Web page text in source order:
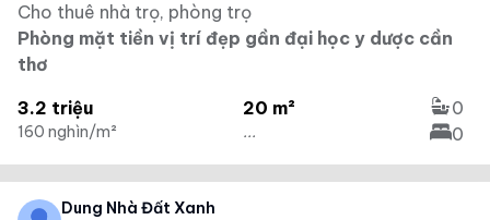
Cho thuê nhà trọ, phòng trọ
Phòng mặt tiền vị trí đẹp gần đại học y dược cần
thơ
3.2 triệu
160 nghìn/m²
20 m²
...
0
0
Dung Nhà Đất Xanh